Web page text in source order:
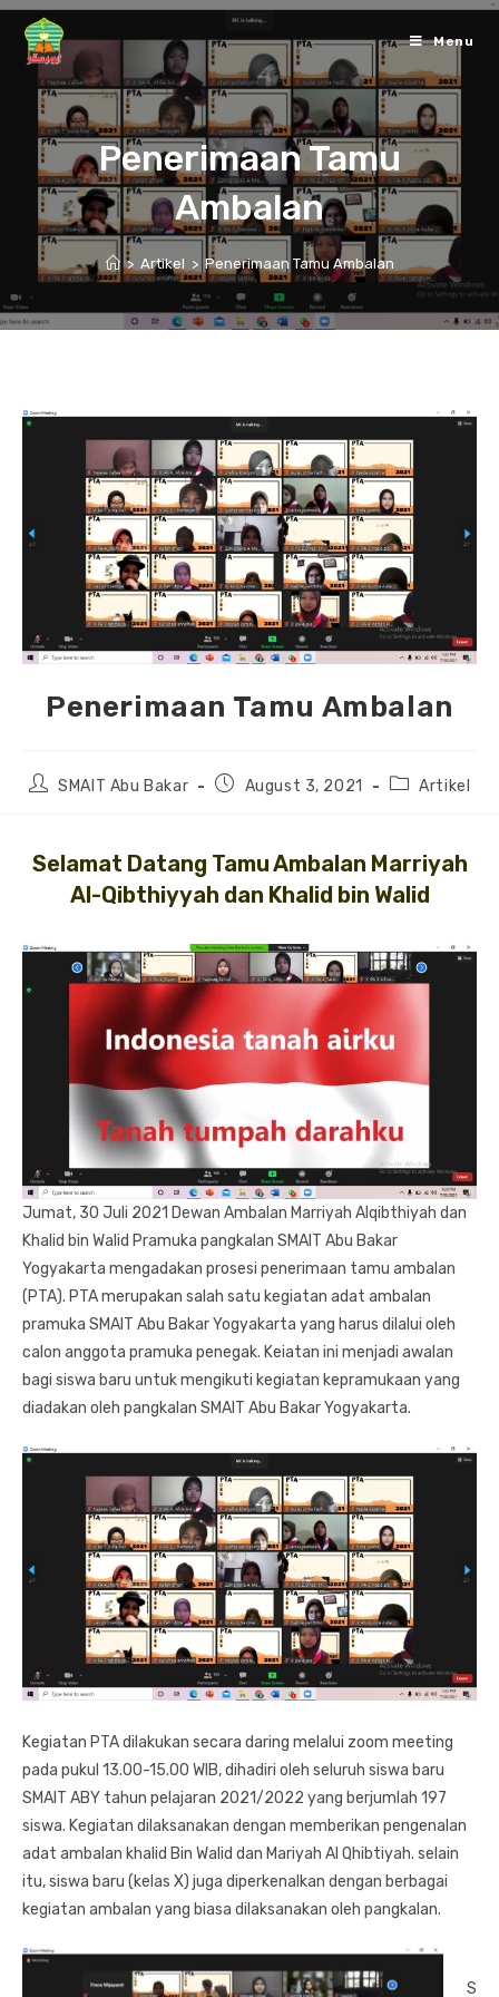
Skip
content
Menu
Penerimaan Tamu
Ambalan
> Artikel > Penerimaan Tamu Ambalan
Penerimaan Tamu Ambalan
PostSMAIT Abu Bakar
PostAugust 3, 2021
PostArtikel
Selamat Datang Tamu Ambalan Marriyah
Al-Qibthiyyah dan Khalid bin Walid
Jumat, 30 Juli 2021 Dewan Ambalan Marriyah Alqibthiyah dan
Khalid bin Walid Pramuka pangkalan SMAIT Abu Bakar
Yogyakarta mengadakan prosesi penerimaan tamu ambalan
(PTA). PTA merupakan salah satu kegiatan adat ambalan
pramuka SMAIT Abu Bakar Yogyakarta yang harus dilalui oleh
calon anggota pramuka penegak. Keiatan ini menjadi awalan
bagi siswa baru untuk mengikuti kegiatan kepramukaan yang
diadakan oleh pangkalan SMAIT Abu Bakar Yogyakarta.
Kegiatan PTA dilakukan secara daring melalui zoom meeting
pada pukul 13.00-15.00 WIB, dihadiri oleh seluruh siswa baru
SMAIT ABY tahun pelajaran 2021/2022 yang berjumlah 197
siswa. Kegiatan dilaksanakan dengan memberikan pengenalan
adat ambalan khalid Bin Walid dan Mariyah Al Qhibtiyah. selain
itu, siswa baru (kelas X) juga diperkenalkan dengan berbagai
kegiatan ambalan yang biasa dilaksanakan oleh pangkalan.
S